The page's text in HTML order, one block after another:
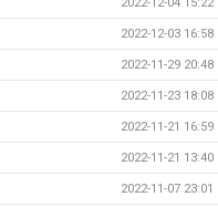
2022-12-03 16:58
2022-11-29 20:48
2022-11-23 18:08
2022-11-21 16:59
2022-11-21 13:40
2022-11-07 23:01